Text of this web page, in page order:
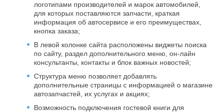
логотипами производителей и марок автомобилей,
для которых поставляются запчасти, краткая
информация об автосервисе и его преимуществах,
кнопка заказа;
В левой колонке сайта расположены виджеты поиска
по сайту, раздел дополнительного меню, он-лайн
консультанты, контакты и блок важных новостей;
Структура меню позволяет добавлять
дополнительные страницы с информацией о магазине
автозапчастей, их услугах и акциях;
Возможность подключения гостевой книги для